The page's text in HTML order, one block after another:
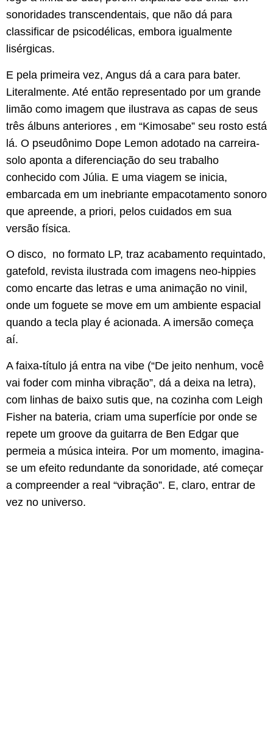
sonoridades transcendentais, que não dá para
classificar de psicodélicas, embora igualmente
lisérgicas.
E pela primeira vez, Angus dá a cara para bater.
Literalmente. Até então representado por um grande
limão como imagem que ilustrava as capas de seus
três álbuns anteriores , em “Kimosabe” seu rosto está
lá. O pseudônimo Dope Lemon adotado na carreira-
solo aponta a diferenciação do seu trabalho
conhecido com Júlia. E uma viagem se inicia,
embarcada em um inebriante empacotamento sonoro
que apreende, a priori, pelos cuidados em sua
versão física.
O disco, no formato LP, traz acabamento requintado,
gatefold, revista ilustrada com imagens neo-hippies
como encarte das letras e uma animação no vinil,
onde um foguete se move em um ambiente espacial
quando a tecla play é acionada. A imersão começa
aí.
A faixa-título já entra na vibe (“De jeito nenhum, você
vai foder com minha vibração”, dá a deixa na letra),
com linhas de baixo sutis que, na cozinha com Leigh
Fisher na bateria, criam uma superfície por onde se
repete um groove da guitarra de Ben Edgar que
permeia a música inteira. Por um momento, imagina-
se um efeito redundante da sonoridade, até começar
a compreender a real “vibração”. E, claro, entrar de
vez no universo.